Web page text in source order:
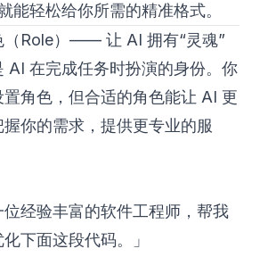
能轻松给你所需的精准格式。
（Role）—— 让 AI 拥有“灵魂”
AI 在完成任务时扮演的身份。你
角色，但合适的角色能让 AI 更
你的需求，提供更专业的服
位经验丰富的软件工程师，帮我
下面这段代码。」